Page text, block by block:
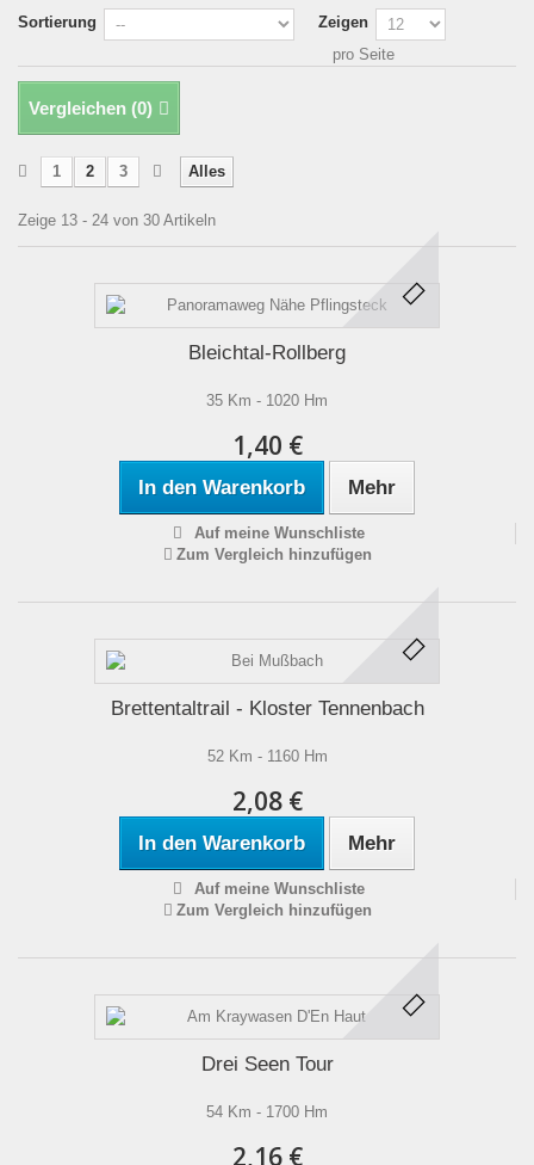
Sortierung
Zeigen
pro Seite
Vergleichen (0)
Alles
1 2 3
Zeige 13 - 24 von 30 Artikeln
Bleichtal-Rollberg
35 Km - 1020 Hm
1,40 €
In den Warenkorb Mehr
Auf meine Wunschliste
Zum Vergleich hinzufügen
Brettentaltrail - Kloster Tennenbach
52 Km - 1160 Hm
2,08 €
In den Warenkorb Mehr
Auf meine Wunschliste
Zum Vergleich hinzufügen
Drei Seen Tour
54 Km - 1700 Hm
2,16 €